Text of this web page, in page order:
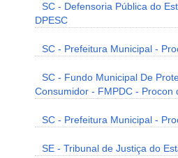
SC - Defensoria Pública do
DPESC
SC - Prefeitura Municipal -
SC - Fundo Municipal De
Consumidor - FMPDC - Procon
SC - Prefeitura Municipal -
SE - Tribunal de Justiça do